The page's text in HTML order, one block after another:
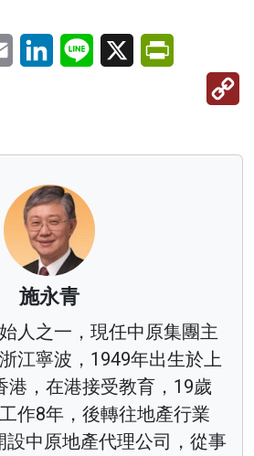
Email LinkedInLine X
施永青
人之一，現任中原集團主
江寧波，1949年出生於上
港，在港接受教育，19歲
作8年，後轉往地產行業
設中原地產代理公司，從事